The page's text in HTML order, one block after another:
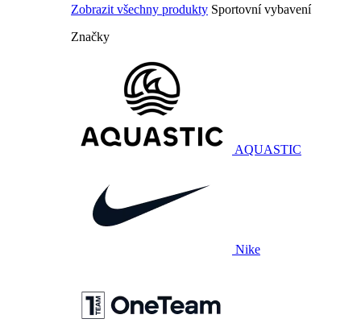
Zobrazit všechny produkty Sportovní vybavení
Značky
AQUASTIC
Nike